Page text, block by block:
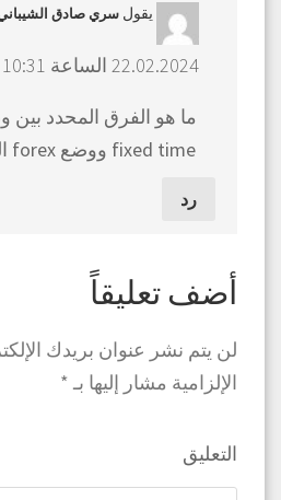
يقول سري صادق
22.02.2024 الساعة 10:31
ما هو الفرق المحدد بين
fixed time ووضع forex الكلاسيكي؟
رد
أضف تعليقاً
لن يتم نشر عنوان بريدك
الإلزامية مشار إليها بـ *
التعليق